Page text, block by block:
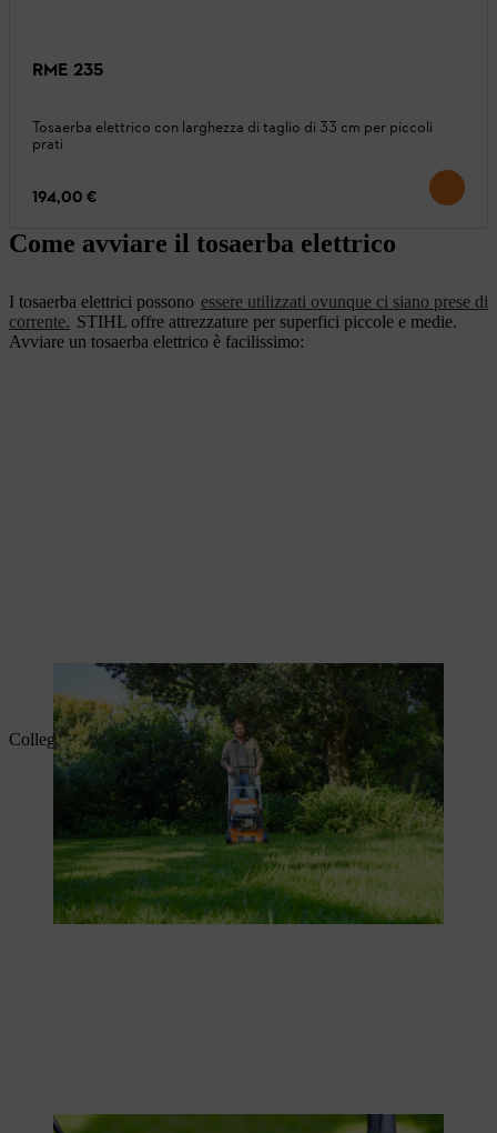
RME 235
Tosaerba elettrico con larghezza di taglio di 33 cm per piccoli
prati
194,00 €
Come avviare il tosaerba elettrico
I tosaerba elettrici possono essere utilizzati ovunque ci siano prese di
corrente. STIHL offre attrezzature per superfici piccole e medie.
Avviare un tosaerba elettrico è facilissimo:
Una volta avviato correttamente il tosaerba, sarà possibile tosare il
prato.
Collegare prima il cavo di alimentazione.